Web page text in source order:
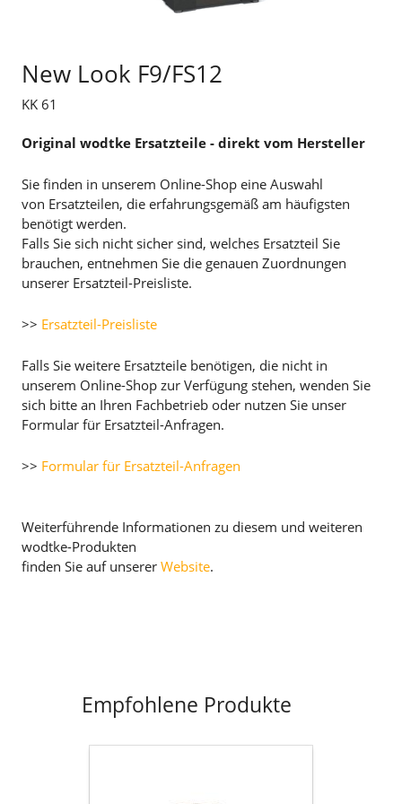
New Look F9/FS12
KK 61
Original wodtke Ersatzteile - direkt vom Hersteller
Sie finden in unserem Online-Shop eine Auswahl
von Ersatzteilen, die erfahrungsgemäß am häufigsten
benötigt werden.
Falls Sie sich nicht sicher sind, welches Ersatzteil Sie
brauchen, entnehmen Sie die genauen Zuordnungen
unserer Ersatzteil-Preisliste.
>> Ersatzteil-Preisliste
Falls Sie weitere Ersatzteile benötigen, die nicht in
unserem Online-Shop zur Verfügung stehen, wenden Sie
sich bitte an Ihren Fachbetrieb oder nutzen Sie unser
Formular für Ersatzteil-Anfragen.
>> Formular für Ersatzteil-Anfragen
Weiterführende Informationen zu diesem und weiteren
wodtke-Produkten
finden Sie auf unserer Website.
Empfohlene Produkte